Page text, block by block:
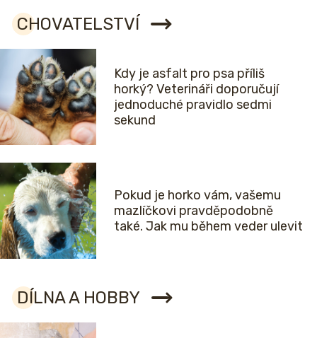
CHOVATELSTVÍ
Kdy je asfalt pro psa příliš
horký? Veterináři doporučují
jednoduché pravidlo sedmi
sekund
Pokud je horko vám, vašemu
mazlíčkovi pravděpodobně
také. Jak mu během veder ulevit
DÍLNA A HOBBY